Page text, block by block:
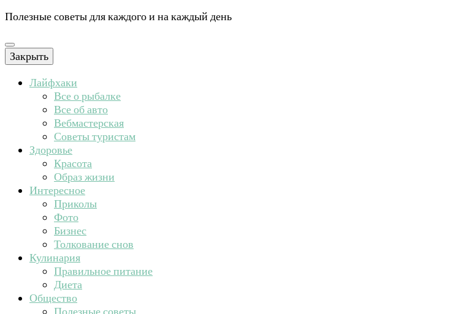
Полезные советы для каждого и на каждый день
Закрыть
Лайфхаки
Все о рыбалке
Все об авто
Вебмастерская
Советы туристам
Здоровье
Красота
Образ жизни
Интересное
Приколы
Фото
Бизнес
Толкование снов
Кулинария
Правильное питание
Диета
Общество